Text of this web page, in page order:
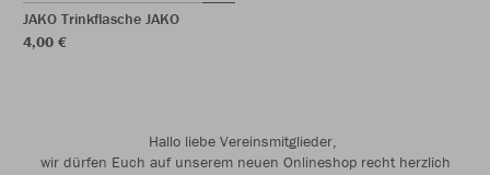
JAKO Trinkflasche JAKO
4,00 €
Hallo liebe Vereinsmitglieder,
wir dürfen Euch auf unserem neuen Onlineshop recht herzlich